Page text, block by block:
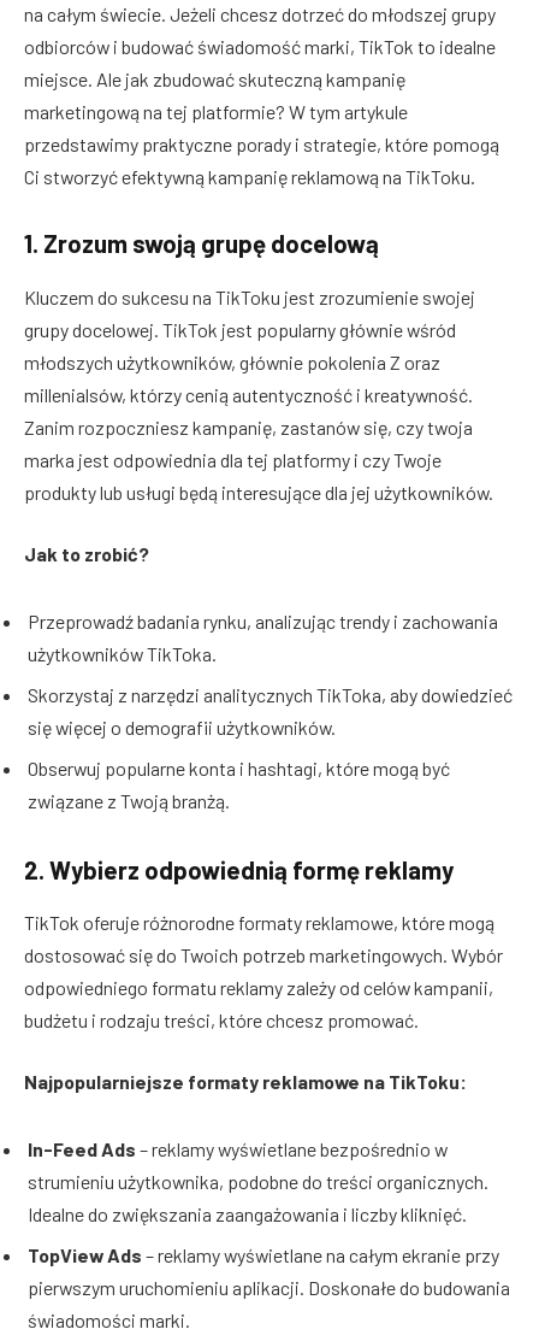
na całym świecie. Jeżeli chcesz dotrzeć do młodszej grupy
odbiorców i budować świadomość marki, TikTok to idealne
miejsce. Ale jak zbudować skuteczną kampanię
marketingową na tej platformie? W tym artykule
przedstawimy praktyczne porady i strategie, które pomogą
Ci stworzyć efektywną kampanię reklamową na TikToku.
1. Zrozum swoją grupę docelową
Kluczem do sukcesu na TikToku jest zrozumienie swojej
grupy docelowej. TikTok jest popularny głównie wśród
młodszych użytkowników, głównie pokolenia Z oraz
millenialsów, którzy cenią autentyczność i kreatywność.
Zanim rozpoczniesz kampanię, zastanów się, czy twoja
marka jest odpowiednia dla tej platformy i czy Twoje
produkty lub usługi będą interesujące dla jej użytkowników.
Jak to zrobić?
Przeprowadź badania rynku, analizując trendy i zachowania
użytkowników TikToka.
Skorzystaj z narzędzi analitycznych TikToka, aby dowiedzieć
się więcej o demografii użytkowników.
Obserwuj popularne konta i hashtagi, które mogą być
związane z Twoją branżą.
2. Wybierz odpowiednią formę reklamy
TikTok oferuje różnorodne formaty reklamowe, które mogą
dostosować się do Twoich potrzeb marketingowych. Wybór
odpowiedniego formatu reklamy zależy od celów kampanii,
budżetu i rodzaju treści, które chcesz promować.
Najpopularniejsze formaty reklamowe na TikToku:
In-Feed Ads – reklamy wyświetlane bezpośrednio w
strumieniu użytkownika, podobne do treści organicznych.
Idealne do zwiększania zaangażowania i liczby kliknięć.
TopView Ads – reklamy wyświetlane na całym ekranie przy
pierwszym uruchomieniu aplikacji. Doskonałe do budowania
świadomości marki.